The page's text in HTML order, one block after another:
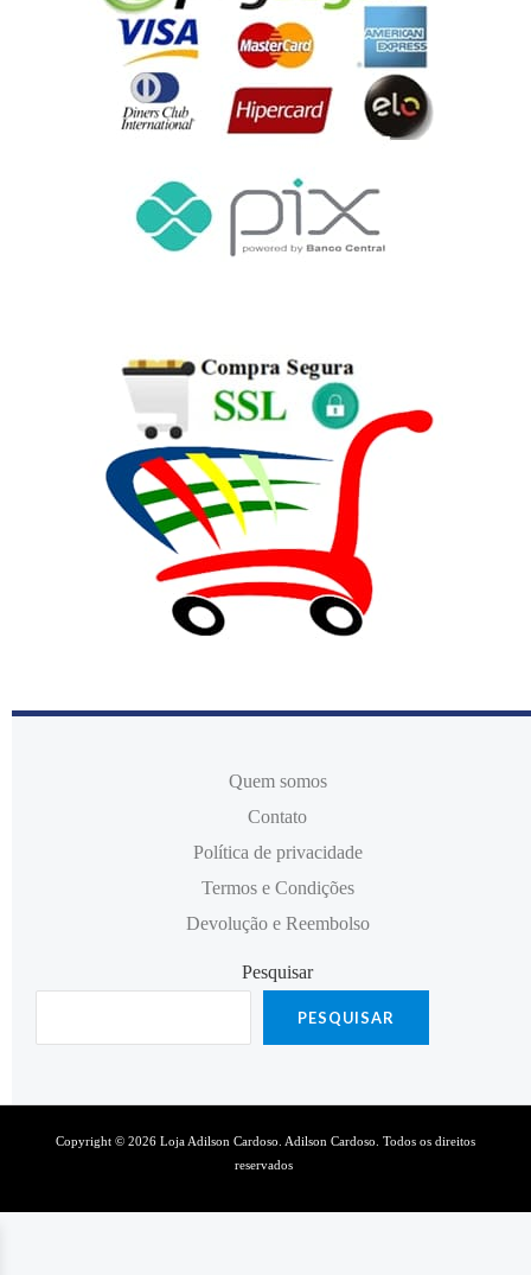
Quem somos
Contato
Política de privacidade
Termos e Condições
Devolução e Reembolso
Pesquisar
PESQUISAR
Copyright © 2026 Loja Adilson Cardoso. Adilson Cardoso. Todos os direitos
reservados